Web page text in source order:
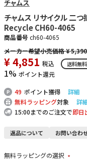
チャムス
チャムス リサイクル 二
Recycle CH60-4065
商品番号 ch60-4065
¥5,390
¥4,851 税込 送料無料
1% ポイント還元
49 ポイント獲得
詳細
無料ラッピング対象
詳
15:00までのご注文で即日
返品について お問い合わ
無料ラッピングの選択